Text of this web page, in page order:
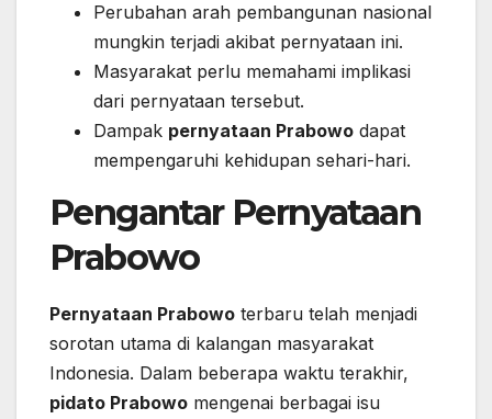
Perubahan arah pembangunan nasional
mungkin terjadi akibat pernyataan ini.
Masyarakat perlu memahami implikasi
dari pernyataan tersebut.
Dampak pernyataan Prabowo dapat
mempengaruhi kehidupan sehari-hari.
Pengantar Pernyataan
Prabowo
Pernyataan Prabowo terbaru telah menjadi
sorotan utama di kalangan masyarakat
Indonesia. Dalam beberapa waktu terakhir,
pidato Prabowo mengenai berbagai isu